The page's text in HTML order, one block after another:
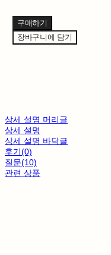
구매하기
장바구니에 담기
상세 설명 머리글
상세 설명
상세 설명 바닥글
후기(0)
질문(10)
관련 상품